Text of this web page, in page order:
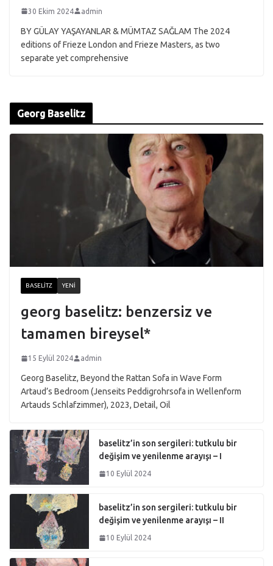
30 Ekim 2024 admin
BY GÜLAY YAŞAYANLAR & MÜMTAZ SAĞLAM The 2024
editions of Frieze London and Frieze Masters, as two
separate yet comprehensive
Georg Baselitz
BASELITZ YENI
georg baselitz: benzersiz ve
tamamen bireysel*
15 Eylül 2024 admin
Georg Baselitz, Beyond the Rattan Sofa in Wave Form
Artaud’s Bedroom (Jenseits Peddigrohrsofa in Wellenform
Artauds Schlafzimmer), 2023, Detail, Oil
baselitz’in son sergileri: tutkulu bir
değişim ve yenilenme arayışı – I
10 Eylül 2024
baselitz’in son sergileri: tutkulu bir
değişim ve yenilenme arayışı – II
10 Eylül 2024